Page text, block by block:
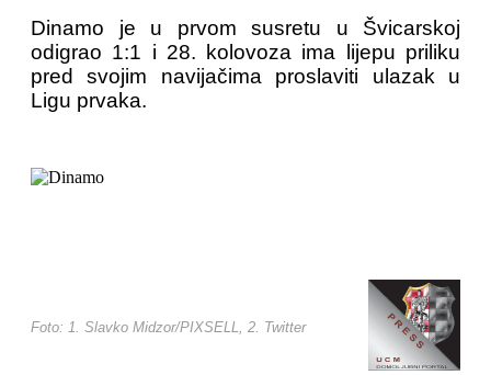
Dinamo je u prvom susretu u Švicarskoj
odigrao 1:1 i 28. kolovoza ima lijepu priliku
pred svojim navijačima proslaviti ulazak u
Ligu prvaka.
Foto: 1. Slavko Midzor/PIXSELL, 2. Twitter